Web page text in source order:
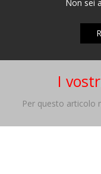
Non sei
I
Per questo articolo